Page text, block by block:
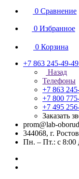
0 Сравнение
0 Избранное
0 Корзина
+7 863 245-49-49
Назад
Телефоны
+7 863
+7 800
+7 495
Заказать
prom@lab-
344068, г.
Пн. – Пт.: с 8:00